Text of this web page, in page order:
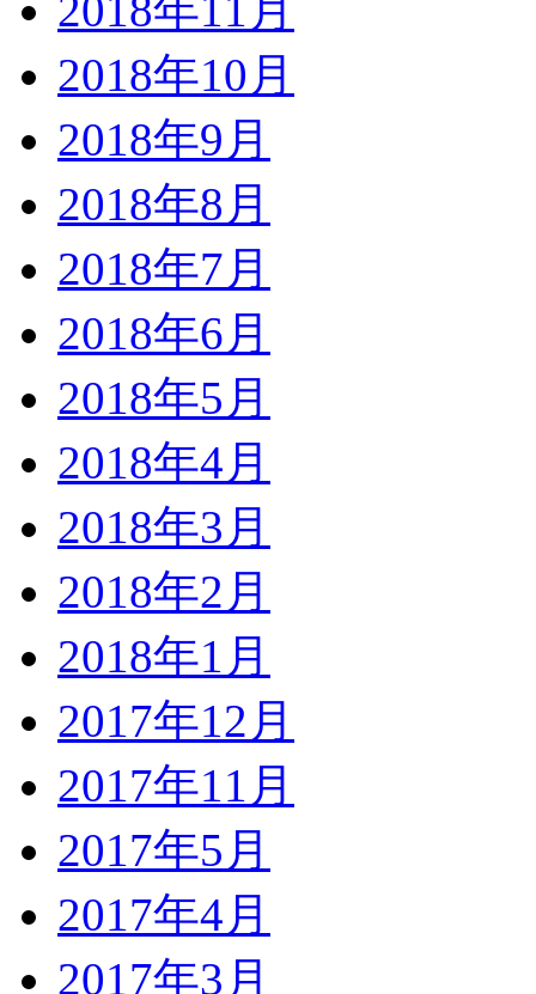
2018年10月
2018年9月
2018年8月
2018年7月
2018年6月
2018年5月
2018年4月
2018年3月
2018年2月
2018年1月
2017年12月
2017年11月
2017年5月
2017年4月
2017年3月